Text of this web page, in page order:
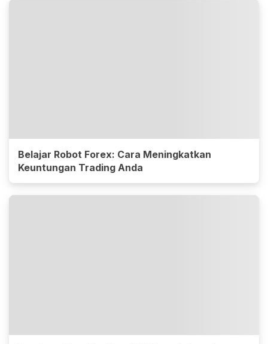
Belajar Robot Forex: Cara Meningkatkan
Keuntungan Trading Anda